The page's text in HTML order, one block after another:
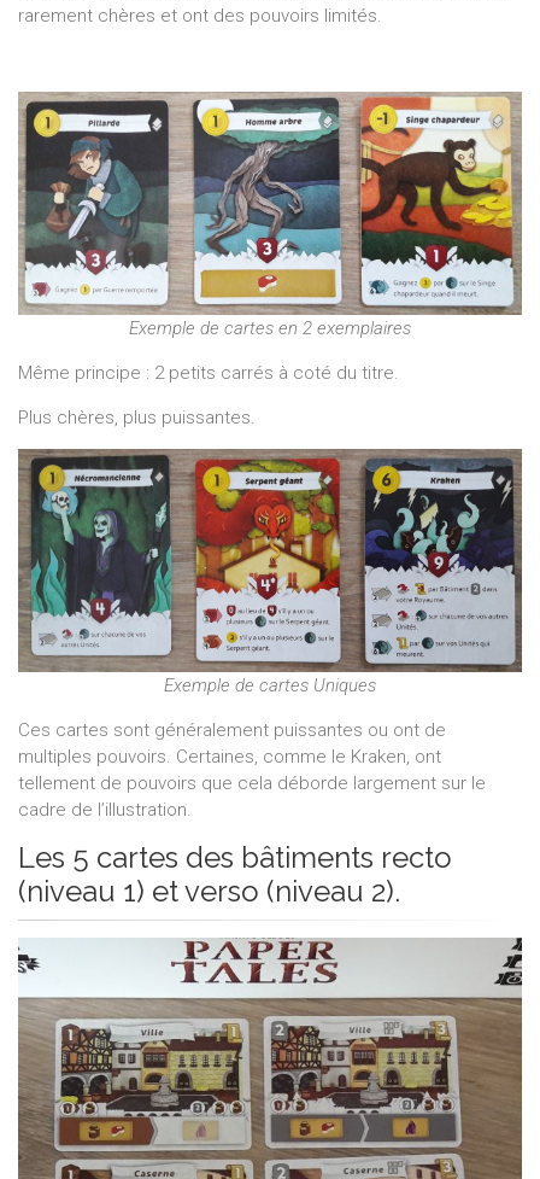
rarement chères et ont des pouvoirs limités.
Exemple de cartes en 2 exemplaires
Même principe : 2 petits carrés à coté du titre.
Plus chères, plus puissantes.
Exemple de cartes Uniques
Ces cartes sont généralement puissantes ou ont de
multiples pouvoirs. Certaines, comme le Kraken, ont
tellement de pouvoirs que cela déborde largement sur le
cadre de l’illustration.
Les 5 cartes des bâtiments recto
(niveau 1) et verso (niveau 2).